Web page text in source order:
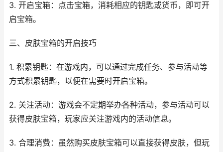
3. 开启宝箱：点击宝箱，消耗相应的钥匙或货币，即可开
启宝箱。
三、皮肤宝箱的开启技巧
1. 积累钥匙：在游戏内，可以通过完成任务、参与活动等
方式积累钥匙，以便在需要时开启宝箱。
2. 关注活动：游戏会不定期举办各种活动，参与活动可以
获得皮肤宝箱，玩家应关注游戏内的活动信息。
3. 合理消费：虽然购买皮肤宝箱可以直接获得皮肤，但玩